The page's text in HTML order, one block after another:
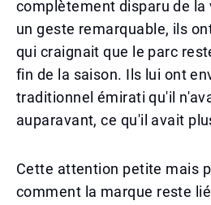
complètement disparu de la
un geste remarquable, ils
qui craignait que le parc
fin de la saison. Ils lui ont
traditionnel émirati qu'il
auparavant, ce qu'il avait
Cette attention petite mais
comment la marque reste